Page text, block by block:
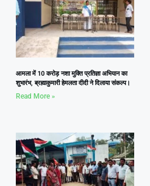
आमला में 10 करोड़ नशा मुक्ति प्रतिज्ञा अभियान का
शुभारंभ, ब्रह्माकुमारी हेमलता दीदी ने दिलाया संकल्प।
Read More »